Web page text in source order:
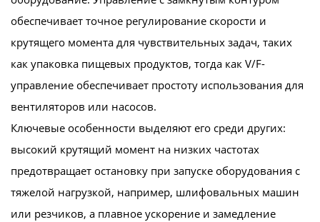
обеспечивает точное регулирование скорости и
крутящего момента для чувствительных задач, таких
как упаковка пищевых продуктов, тогда как V/F-
управление обеспечивает простоту использования для
вентиляторов или насосов.
Ключевые особенности выделяют его среди других:
высокий крутящий момент на низких частотах
предотвращает остановку при запуске оборудования с
тяжелой нагрузкой, например, шлифовальных машин
или резчиков, а плавное ускорение и замедление